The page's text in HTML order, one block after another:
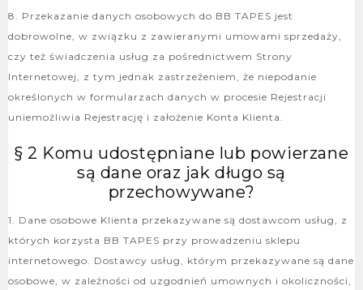
8. Przekazanie danych osobowych do BB TAPES jest
dobrowolne, w związku z zawieranymi umowami sprzedaży,
czy też świadczenia usług za pośrednictwem Strony
Internetowej, z tym jednak zastrzeżeniem, że niepodanie
określonych w formularzach danych w procesie Rejestracji
uniemożliwia Rejestrację i założenie Konta Klienta.
§ 2 Komu udostępniane lub powierzane
są dane oraz jak długo są
przechowywane?
1. Dane osobowe Klienta przekazywane są dostawcom usług, z
których korzysta BB TAPES przy prowadzeniu sklepu
internetowego. Dostawcy usług, którym przekazywane są dane
osobowe, w zależności od uzgodnień umownych i okoliczności,